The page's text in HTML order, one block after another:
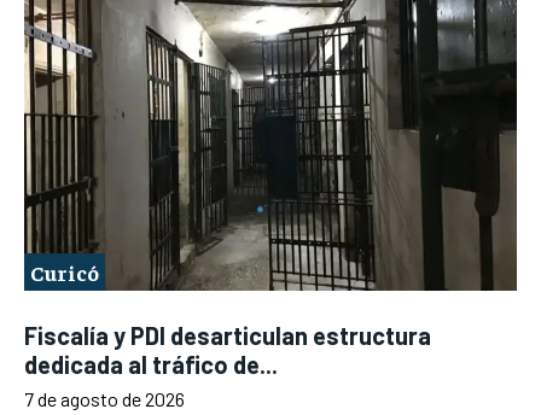
Curicó
Fiscalía y PDI desarticulan estructura
dedicada al tráfico de...
7 de agosto de 2026